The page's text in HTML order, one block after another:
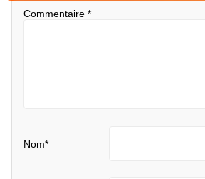
Commentaire *
Nom*